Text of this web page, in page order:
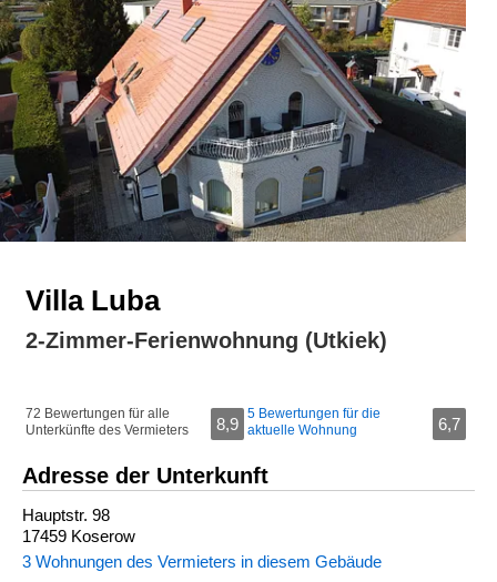
Villa Luba
2-Zimmer-Ferienwohnung (Utkiek)
72 Bewertungen für alle
Unterkünfte des Vermieters
8,9
5 Bewertungen für die
aktuelle Wohnung
6,7
Adresse der Unterkunft
Hauptstr. 98
17459 Koserow
3 Wohnungen des Vermieters in diesem Gebäude